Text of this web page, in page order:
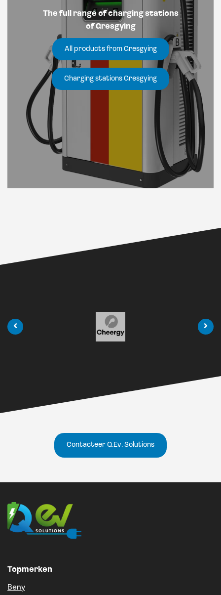
The full range of charging stations
of Gresgying
All products from Gresgying
Charging stations Gresgying
Contacteer Q.Ev. Solutions
Topmerken
Beny